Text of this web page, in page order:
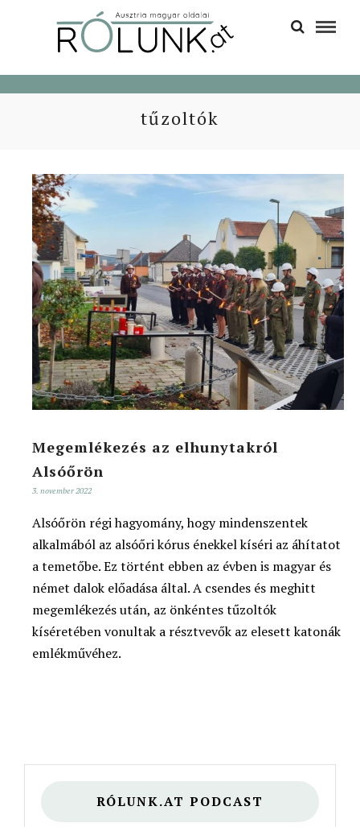
tűzoltók
Megemlékezés az elhunytakról
Alsóőrön
3. november 2022
Alsóőrön régi hagyomány, hogy mindenszentek
alkalmából az alsóőri kórus énekkel kíséri az áhítatot
a temetőbe. Ez történt ebben az évben is magyar és
német dalok előadása által. A csendes és meghitt
megemlékezés után, az önkéntes tűzoltók
kíséretében vonultak a résztvevők az elesett katonák
emlékművéhez.
RÓLUNK.AT PODCAST